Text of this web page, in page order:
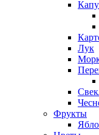
Лук
Фрукты